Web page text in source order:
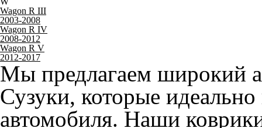
Suzuki:
EVA коврики
Ворсовые коврики